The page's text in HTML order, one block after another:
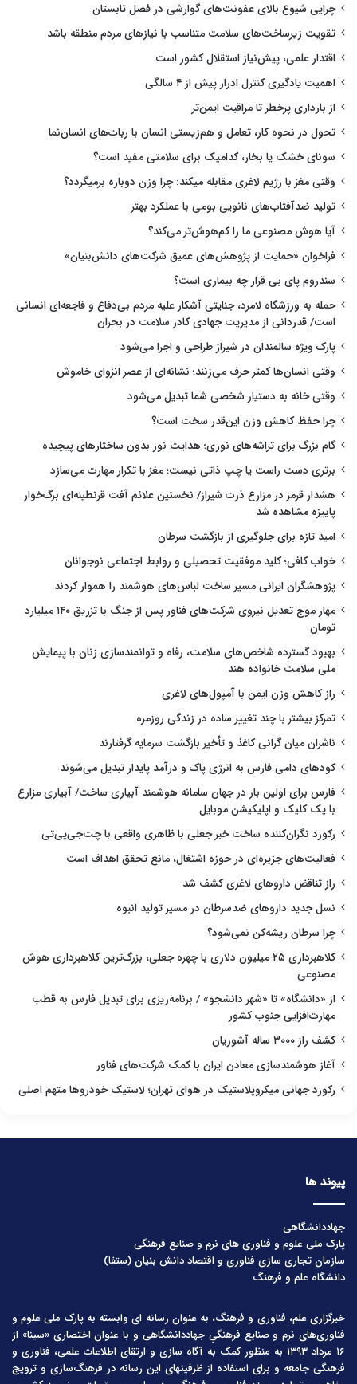
چرایی شیوع بالای عفونت‌های گوارشی در فصل تابستان
تقویت زیرساخت‌های سلامت متناسب با نیازهای مردم منطقه باشد
اقتدار علمی، پیش‌نیاز استقلال کشور است
اهمیت یادگیری کنترل ادرار پیش از ۴ سالگی
از بارداری پرخطر تا مراقبت ایمن‌تر
تحول در نحوه کار، تعامل و هم‌زیستی انسان با ربات‌های انسان‌نما
سونای خشک یا بخار، کدامیک برای سلامتی مفید است؟
وقتی مغز با رژیم لاغری مقابله میکند: چرا وزن دوباره برمیگردد؟
تولید ضدآفتاب‌های نانویی بومی با عملکرد بهتر
آیا هوش مصنوعی ما را کم‌هوش‌تر می‌کند؟
فراخوان «حمایت از پژوهش‌های عمیق شرکت‌های دانش‌بنیان»
سندروم پای بی قرار چه بیماری است؟
حمله به ورزشگاه لامرد، جنایتی آشکار علیه مردم بی‌دفاع و فاجعه‌ای انسانی
است/ قدردانی از مدیریت جهادی کادر سلامت در بحران
پارک ویژه سالمندان در شیراز طراحی و اجرا می‌شود
وقتی انسان‌ها کمتر حرف می‌زنند؛ نشانه‌ای از عصر انزوای خاموش
وقتی خانه به دستیار شخصی شما تبدیل می‌شود
چرا حفظ کاهش وزن این‌قدر سخت است؟
گام بزرگ برای تراشه‌های نوری؛ هدایت نور بدون ساختارهای پیچیده
برتری دست راست یا چپ ذاتی نیست؛ مغز با تکرار مهارت می‌سازد
هشدار قرمز در مزارع ذرت شیراز/ نخستین علائم آفت قرنطینه‌ای برگ‌خوار
پاییزه مشاهده شد
امید تازه برای جلوگیری از بازگشت سرطان
خواب کافی؛ کلید موفقیت تحصیلی و روابط اجتماعی نوجوانان
پژوهشگران ایرانی مسیر ساخت لباس‌های هوشمند را هموار کردند
مهار موج تعدیل نیروی شرکت‌های فناور پس از جنگ با تزریق ۱۴۰ میلیارد
تومان
بهبود گسترده شاخص‌های سلامت، رفاه و توانمندسازی زنان با پیمایش
ملی سلامت خانواده هند
راز کاهش وزن ایمن با آمپول‌های لاغری
تمرکز بیشتر با چند تغییر ساده در زندگی روزمره
ناشران میان گرانی کاغذ و تأخیر بازگشت سرمایه گرفتارند
کودهای دامی فارس به انرژی پاک و درآمد پایدار تبدیل می‌شوند
فارس برای اولین بار در جهان سامانه هوشمند آبیاری ساخت/ آبیاری مزارع
با یک کلیک و اپلیکیشن موبایل
رکورد نگران‌کننده ساخت خبر جعلی با ظاهری واقعی با چت‌جی‌پی‌تی
فعالیت‌های جزیره‌ای در حوزه اشتغال، مانع تحقق اهداف است
راز تناقض داروهای لاغری کشف شد
نسل جدید داروهای ضدسرطان در مسیر تولید انبوه
چرا سرطان ریشه‌کن نمی‌شود؟
کلاهبرداری ۲۵ میلیون دلاری با چهره جعلی، بزرگ‌ترین کلاهبرداری هوش
مصنوعی
از «دانشگاه» تا «شهر دانشجو» / برنامه‌ریزی برای تبدیل فارس به قطب
مهارت‌افزایی جنوب کشور
کشف راز ۳۰۰۰ ساله آشوریان
آغاز هوشمندسازی معادن ایران با کمک شرکت‌های فناور
رکورد جهانی میکروپلاستیک در هوای تهران؛ لاستیک خودروها متهم اصلی
پیوند ها
جهاددانشگاهی
پارک ملی علوم و فناوری های نرم و صنایع فرهنگی
سازمان تجاری سازی فناوری و اقتصاد دانش بنیان (ستفا)
دانشگاه علم و فرهنگ
خبرگزاری علم، فناوری و فرهنگ، به عنوان رسانه ای وابسته به پارک ملی علوم و
فناوری‌های نرم و صنایع فرهنگیِ جهاددانشگاهی و با عنوان اختصاری «سینا» از
۱۶ مرداد ۱۳۹۳ به منظور کمک به آگاه سازی و ارتقای اطلاعات علمی، فناوری و
فرهنگی جامعه و برای استفاده از ظرفیتهای این رسانه در فرهنگ‌سازی و ترویج